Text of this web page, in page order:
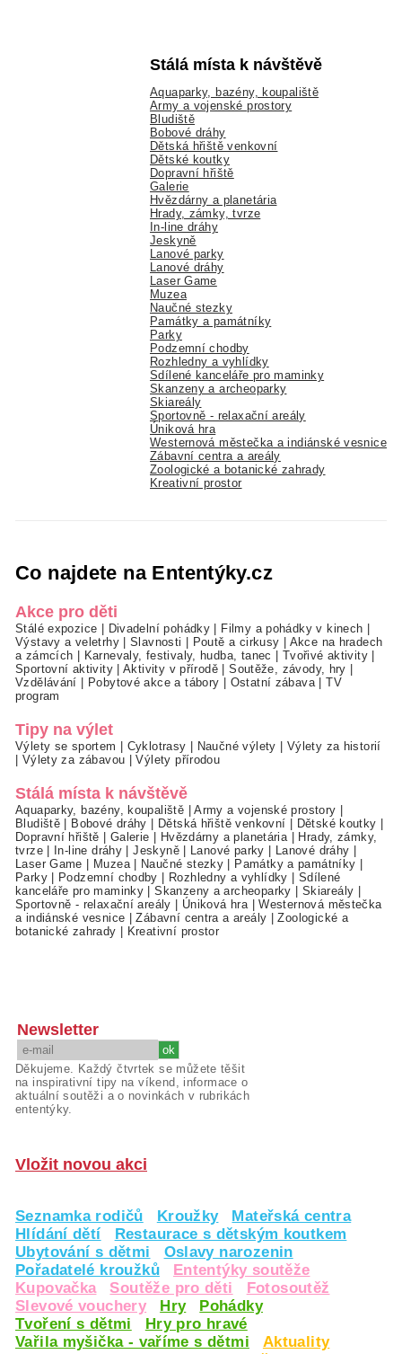
Stálá místa k návštěvě
Aquaparky, bazény, koupaliště
Army a vojenské prostory
Bludiště
Bobové dráhy
Dětská hřiště venkovní
Dětské koutky
Dopravní hřiště
Galerie
Hvězdárny a planetária
Hrady, zámky, tvrze
In-line dráhy
Jeskyně
Lanové parky
Lanové dráhy
Laser Game
Muzea
Naučné stezky
Památky a památníky
Parky
Podzemní chodby
Rozhledny a vyhlídky
Sdílené kanceláře pro maminky
Skanzeny a archeoparky
Skiareály
Sportovně - relaxační areály
Úniková hra
Westernová městečka a indiánské vesnice
Zábavní centra a areály
Zoologické a botanické zahrady
Kreativní prostor
Co najdete na Ententýky.cz
Akce pro děti
Stálé expozice Divadelní pohádky Filmy a pohádky v kinech
Výstavy a veletrhy|Slavnosti Poutě a cirkusy
Akce na hradech
a zámcích
Karnevaly, festivaly, hudba, tanec Tvořivé aktivity
Sportovní aktivity|Aktivity v přírodě |Soutěže, závody, hry
Vzdělávání
Pobytové akce a tábory Ostatní zábava|TV
program
Tipy na výlet
Výlety se sportem Cyklotrasy Naučné výlety
Výlety za historií
Výlety za zábavou |Výlety přírodou
Stálá místa k návštěvě
Aquaparky, bazény, koupaliště |Army a vojenské prostory
Bludiště
Bobové dráhy Dětská hřiště venkovní Dětské koutky
Dopravní hřiště
Galerie Hvězdárny a planetária|
Hrady, zámky,
tvrze| In-line dráhy |Jeskyně| Lanové parky Lanové dráhy
Laser Game
Muzea| Naučné stezky Památky a památníky
Parky| Podzemní chodby Rozhledny a vyhlídky
Sdílené
kanceláře pro maminky |Skanzeny a archeoparky Skiareály
Sportovně - relaxační areály
Úniková hra|Westernová městečka
a indiánské vesnice |Zábavní centra a areály |Zoologické a
botanické zahrady
Kreativní prostor
Newsletter
Děkujeme. Každý čtvrtek se můžete těšit
na inspirativní tipy na víkend, informace o
aktuální soutěži a o novinkách v rubrikách
ententýky.
Vložit novou akci
Seznamka rodičů Kroužky
Mateřská centra
Hlídání dětí
Restaurace s dětským koutkem
Ubytování s dětmi
Oslavy narozenin
Pořadatelé kroužků
Ententýky soutěže
Kupovačka
Soutěže pro děti
Fotosoutěž
Slevové vouchery
Hry
Pohádky
Tvoření s dětmi
Hry pro hravé
Vařila myšička - vaříme s dětmi
Aktuality